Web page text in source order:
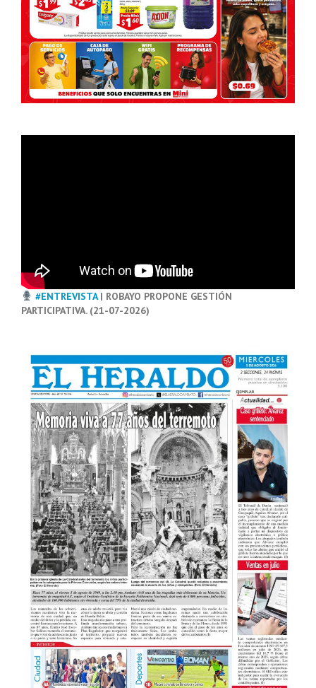
#ENTREVISTA| ROBAYO PROPONE GESTIÓN
PARTICIPATIVA. (21-07-2026)